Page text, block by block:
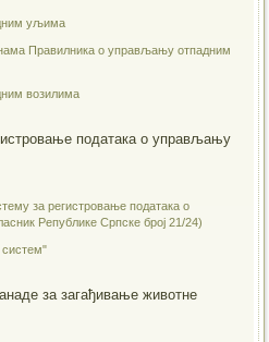
уљима
Правилника о управљању отпадним
возилима
података о управљању
за регистровање података о
Републике Српске број 21/24)
систем"
за загађивање животне